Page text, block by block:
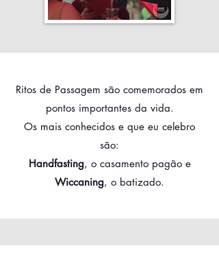
Ritos de Passagem são comemorados em
pontos importantes da vida.
Os mais conhecidos e que eu celebro
são:
Handfasting, o casamento pagão e
Wiccaning, o batizado.